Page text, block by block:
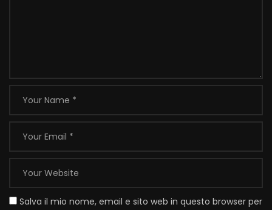
Salva il mio nome, email e sito web in questo browser per